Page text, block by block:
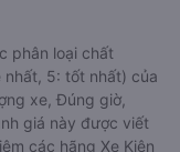
phân loại chất
5: tốt nhất) của
xe, Đúng giờ,
giá này được viết
các hãng Xe Kiên